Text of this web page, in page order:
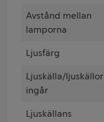
Avstånd mellan
lamporna
Ljusfärg
Ljuskälla/ljuskällor
ingår
Ljuskällans